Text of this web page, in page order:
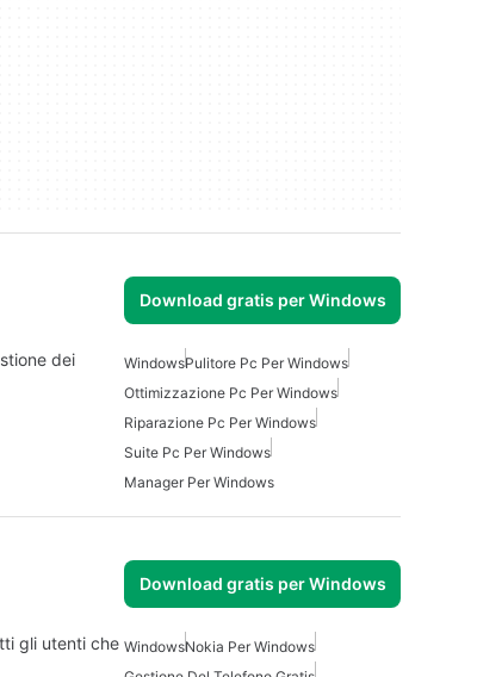
Download gratis per Windows
dei
WindowsPulitore Pc Per Windows
Ottimizzazione Pc Per Windows
Riparazione Pc Per Windows
Suite Pc Per Windows
Manager Per Windows
Download gratis per Windows
gli utenti che WindowsNokia Per Windows